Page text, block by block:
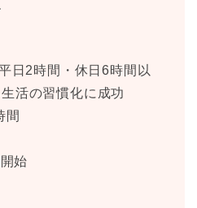
日2時間・休日6時間以
活の習慣化に成功
間
始